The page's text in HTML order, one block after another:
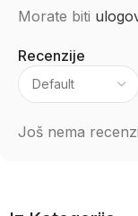
Recenzije
Još nema
Morate biti